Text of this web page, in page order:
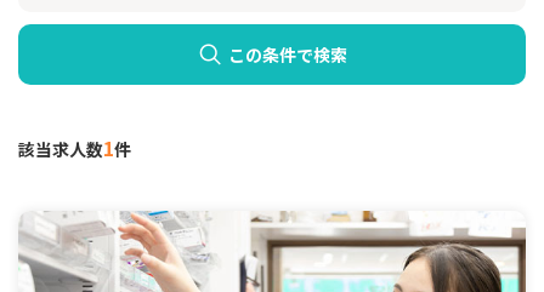
この条件で検索
該当求人数1件